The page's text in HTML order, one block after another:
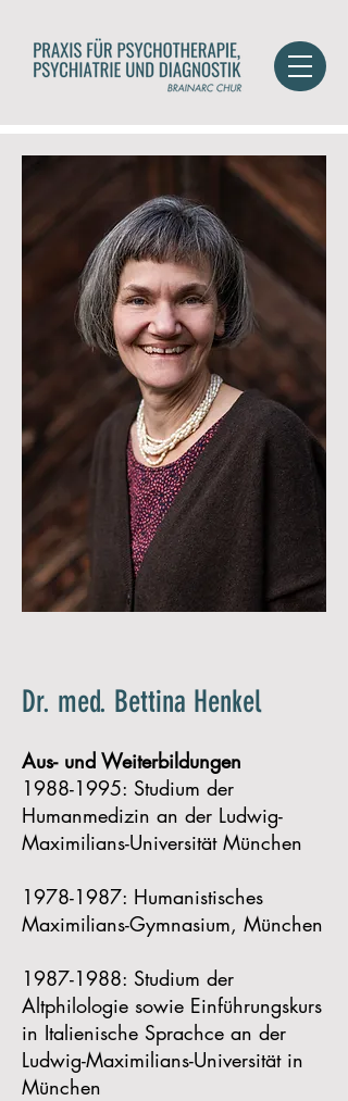
Dr. med. Bettina Henkel
Aus- und Weiterbildungen
1988-1995: Studium der
Humanmedizin an der Ludwig-
Maximilians-Universität München
1978-1987: Humanistisches
Maximilians-Gymnasium, München
1987-1988: Studium der
Altphilologie sowie Einführungskurs
in Italienische Sprachce an der
Ludwig-Maximilians-Universität in
München